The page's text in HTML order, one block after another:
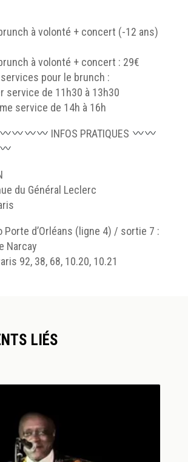
à volonté + concert (-12 ans) :
à volonté + concert : 29€
pour le brunch :
service de 11h30 à 13h30
service de 14h à 16h
INFOS PRATIQUES
du Général Leclerc
Porte d’Orléans (ligne 4) / sortie 7 :
Narcay
92, 38, 68, 10.20, 10.21
LIÉS